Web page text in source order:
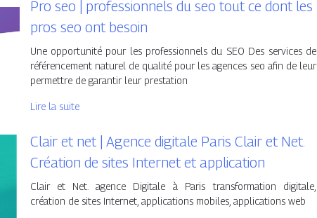
Pro seo | profes­sion­nels du seo tout ce dont les
pros seo ont besoin
Une opportunité pour les professionnels du SEO Des services de
référencement naturel de qualité pour les agences seo afin de leur
permettre de garantir leur prestation
Lire la suite
Clair et net | Agence digitale Paris Clair et Net.
Création de sites Internet et application
Clair et Net. agence Digitale à Paris transformation digitale,
création de sites Internet, applications mobiles, applications web